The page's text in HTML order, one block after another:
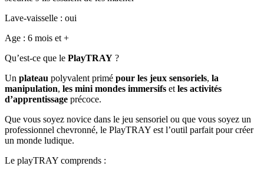
Lave-vaisselle : oui
Age : 6 mois et +
Qu’est-ce que le PlayTRAY ?
Un plateau polyvalent primé pour les jeux sensoriels, la
manipulation, les mini mondes immersifs et les activités
d’apprentissage précoce.
Que vous soyez novice dans le jeu sensoriel ou que vous soyez un
professionnel chevronné, le PlayTRAY est l’outil parfait pour créer
un monde ludique.
Le playTRAY comprends :